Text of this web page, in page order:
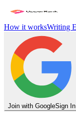
How it worksWriting
Join with GoogleSign In